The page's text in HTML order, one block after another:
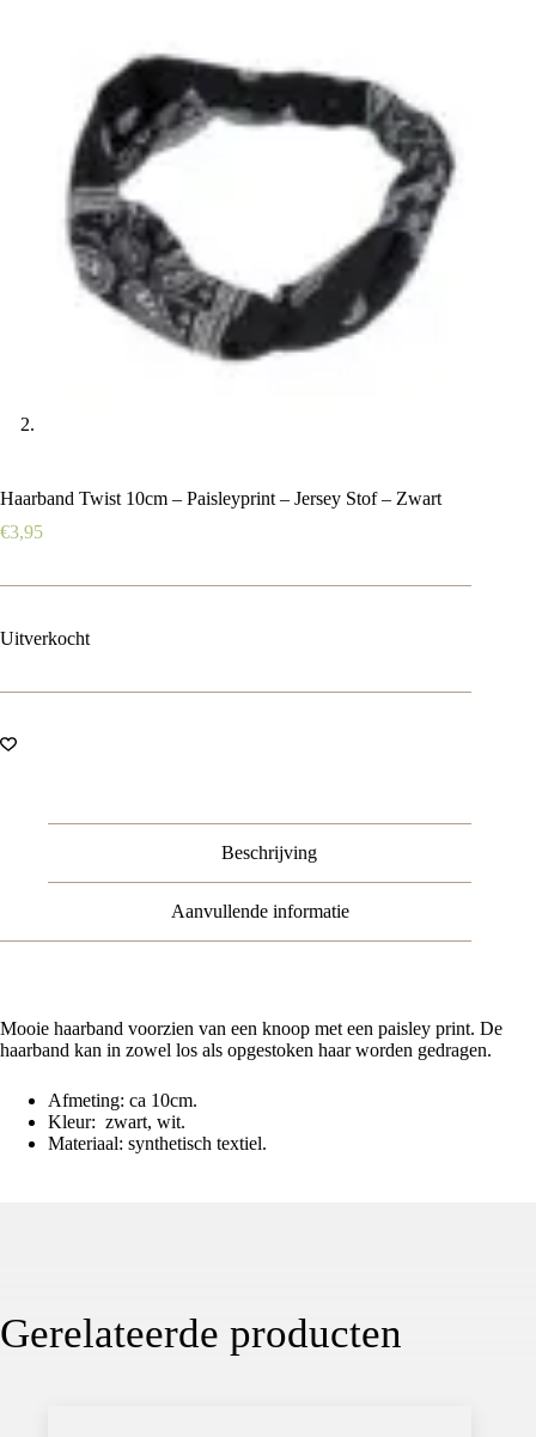
Haarband Twist 10cm – Paisleyprint – Jersey Stof – Zwart
€3,95
Uitverkocht
Beschrijving
Aanvullende informatie
Mooie haarband voorzien van een knoop met een paisley print. De
haarband kan in zowel los als opgestoken haar worden gedragen.
Afmeting: ca 10cm.
Kleur: zwart, wit.
Materiaal: synthetisch textiel.
Gerelateerde producten